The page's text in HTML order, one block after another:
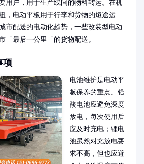
用户，用于生产线间的物料转运。在机
，电动平板用于行李和货物的短途运
市配送的电动化趋势，一些改装型电动
「最后一公里「的货物配送。
项
电池维护是电动平
板保养的重点。铅
酸电池应避免深度
放电，每次使用后
应及时充电；锂电
池虽然对充放电要
求不高，但也应避